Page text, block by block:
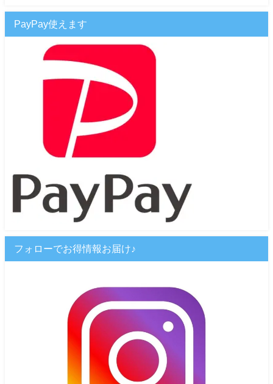
PayPay使えます
フォローでお得情報お届け♪